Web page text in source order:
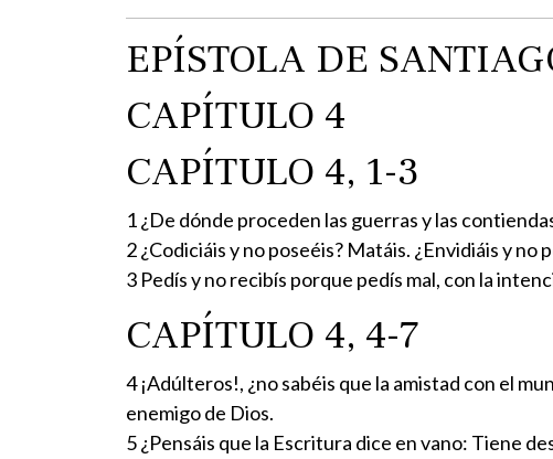
EPÍSTOLA DE
CAPÍTULO 4
CAPÍTULO 4, 1-3
1 ¿De dónde proceden las guerras y las
2 ¿Codiciáis y no poseéis? Matáis. ¿Envidiáis y
3 Pedís y no recibís porque pedís mal, con la
CAPÍTULO 4, 4-7
4 ¡Adúlteros!, ¿no sabéis que la amistad con el
enemigo de Dios.
5 ¿Pensáis que la Escritura dice en vano: Tiene